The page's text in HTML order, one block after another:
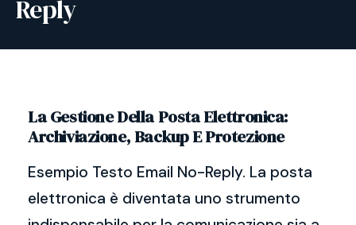
Reply
La Gestione Della Posta Elettronica:
Archiviazione, Backup E Protezione
Esempio Testo Email No-Reply. La posta
elettronica è diventata uno strumento